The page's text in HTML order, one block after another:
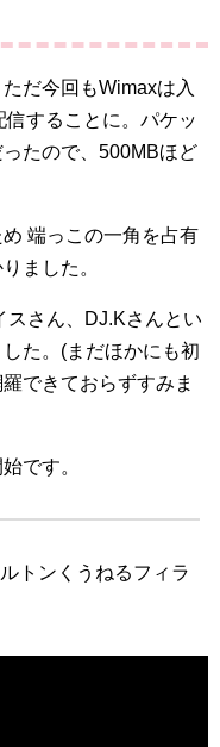
だ今回もWimaxは入
することに。パケッ
たので、500MBほど
端っこの一角を占有
ました。
スさん、DJ.Kさんとい
た。(まだほかにも初
できておらずすみま
です。
トンくうねるフィラ